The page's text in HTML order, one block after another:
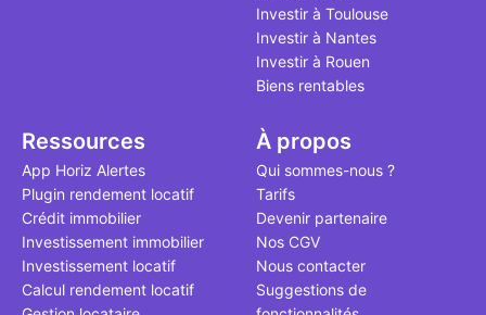
Investir à Toulouse
Investir à Nantes
Investir à Rouen
Biens rentables
Ressources
App Horiz Alertes
Plugin rendement locatif
Crédit immobilier
Investissement immobilier
Investissement locatif
Calcul rendement locatif
À propos
Qui sommes-nous ?
Tarifs
Devenir partenaire
Nos CGV
Nous contacter
Suggestions de